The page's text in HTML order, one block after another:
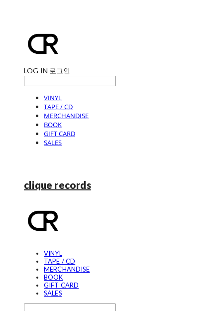
LOG IN 로그인
VINYL
TAPE / CD
MERCHANDISE
BOOK
GIFT CARD
SALES
clique records
VINYL
TAPE / CD
MERCHANDISE
BOOK
GIFT CARD
SALES